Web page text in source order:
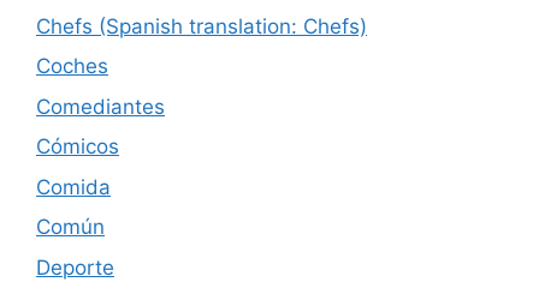
Chefs (Spanish translation: Chefs)
Coches
Comediantes
Cómicos
Comida
Común
Deporte